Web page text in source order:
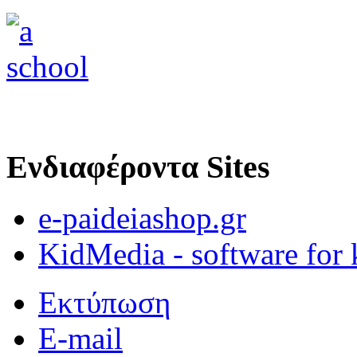
Ενδιαφέροντα Sites
e-paideiashop.gr
KidMedia - software for
Εκτύπωση
E-mail